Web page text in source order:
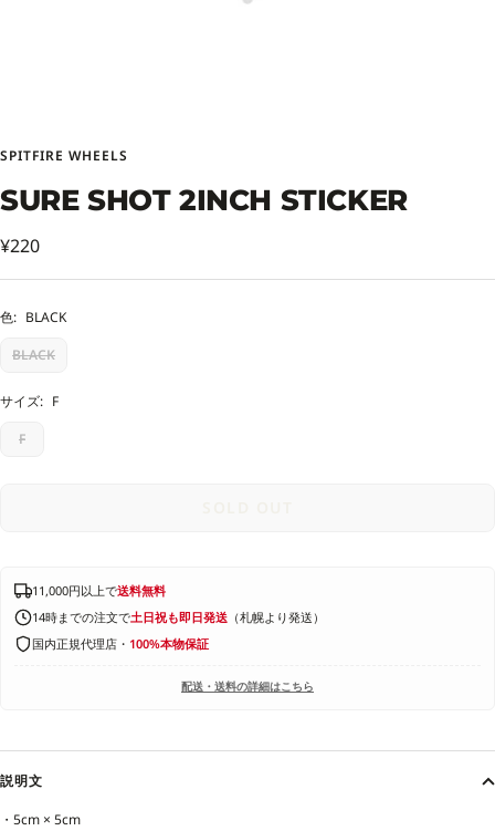
SPITFIRE WHEELS
SURE SHOT 2INCH STICKER
セ
ー
格
¥220
色: BLACK
BLACK
サイズ: F
F
11,000円以上で送料無料
14時までの注文で土日祝も即日発送 （札幌より発送）
国内正規代理店・ 100%本物保証
配送・送料の詳細はこちら
説明文
・5cm × 5cm